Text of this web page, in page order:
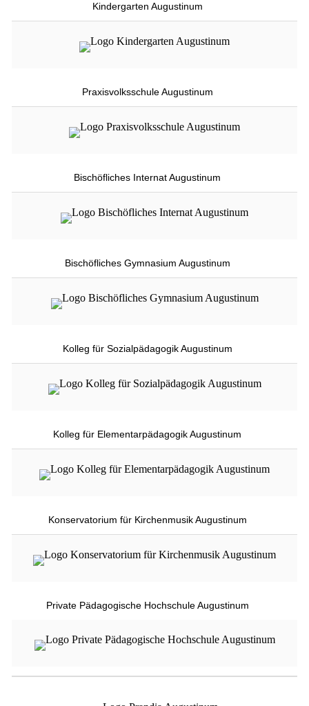
Kindergarten Augustinum
Praxisvolksschule Augustinum
Bischöfliches Internat Augustinum
Bischöfliches Gymnasium Augustinum
Kolleg für Sozialpädagogik Augustinum
Kolleg für Elementarpädagogik Augustinum
Konservatorium für Kirchenmusik Augustinum
Private Pädagogische Hochschule Augustinum